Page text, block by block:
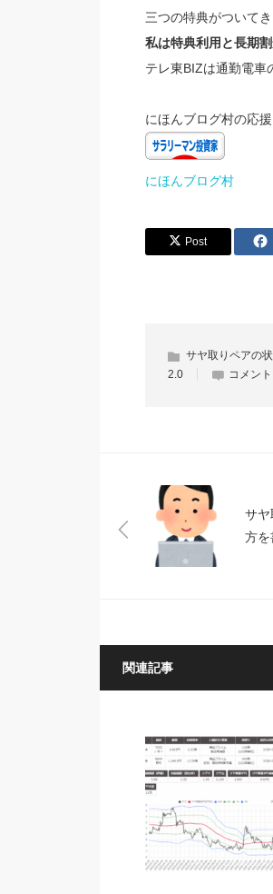
三つの特典がついてき
私は特典利用と長期
テレ東BIZは通勤電車
にほんブログ村の応
にほんブログ村
Post
サヤ取りペアの
2.0
コメン
サヤ
方を
関連記事